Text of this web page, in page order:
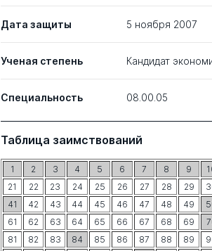
Дата защиты 5 ноября 2007
Ученая степень Кандидат
Специальность 08.00.05
Таблица заимствований
1 2 3 4 5 6 7 8 9
21
22 23 24 25 26 27 28 29
41
42 43 44 45 46 47 48 49
61
62 63 64 65 66 67 68 69
81
82 83 84 85 86 87 88 89